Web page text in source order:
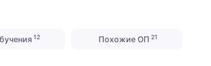
12 Похожие ОП 21